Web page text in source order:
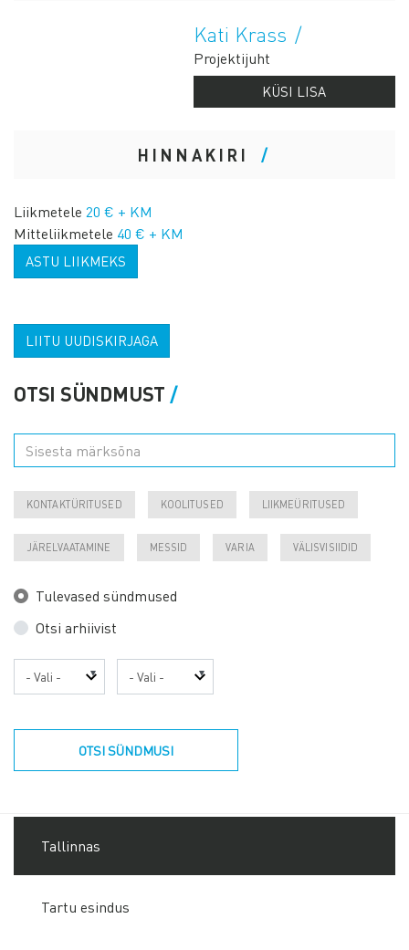
Kati Krass
Projektijuht
KÜSI LISA
HINNAKIRI
Liikmetele 20 € + KM
Mitteliikmetele 40 € + KM
ASTU LIIKMEKS
LIITU UUDISKIRJAGA
OTSI SÜNDMUST
KONTAKTÜRITUSED KOOLITUSED LIIKMEÜRITUSED
JÄRELVAATAMINE MESSID VARIA VÄLISVISIIDID
Tulevased sündmused
Otsi arhiivist
Aasta Kuu
OTSI SÜNDMUSI
Tallinnas
Tartu esindus